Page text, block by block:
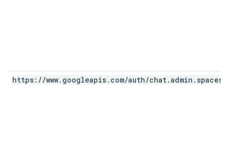
https: //www. googleapis. com/auth/chat.admin . spaces